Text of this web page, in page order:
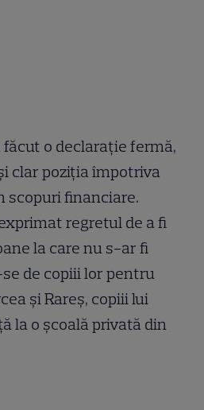
făcut o declarație fermă,
clar poziția împotriva
scopuri financiare.
regretul de a fi
la care nu s-ar fi
de copiii lor pentru
și Rareș, copiii lui
la o școală privată din